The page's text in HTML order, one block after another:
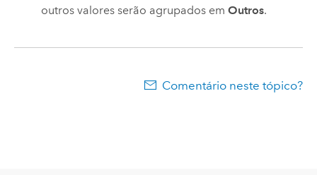
outros valores serão agrupados emOutros.
Comentário neste tópico?